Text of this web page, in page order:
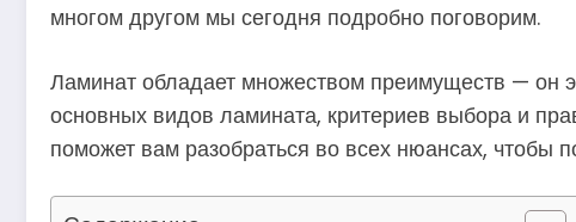
многом другом мы сегодня подробно поговорим.
Ламинат обладает множеством преимуществ — он
основных видов ламината, критериев выбора и
поможет вам разобраться во всех нюансах,